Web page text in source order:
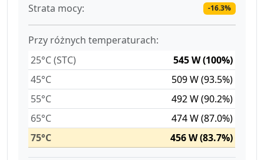
Strata mocy: -16.3%
Przy różnych temperaturach:
25°C (STC)
545 W (100%)
45°C
509 W (93.5%)
55°C
492 W (90.2%)
65°C
474 W (87.0%)
75°C
456 W (83.7%)